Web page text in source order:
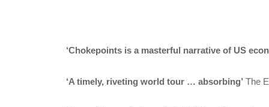
‘Chokepoints is a masterful narrative of US
‘A timely, riveting world tour … absorbing’ The